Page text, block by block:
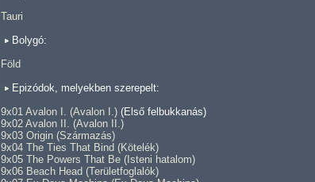
Tauri
Bolygó:
Föld
Epizódok, melyekben szerepelt:
9x01 Avalon I. (Avalon I.) (Első felbukkanás)
9x02 Avalon II. (Avalon II.)
9x03 Origin (Származás)
9x04 The Ties That Bind (Kötelék)
9x05 The Powers That Be (Isteni hatalom)
9x06 Beach Head (Területfoglalók)